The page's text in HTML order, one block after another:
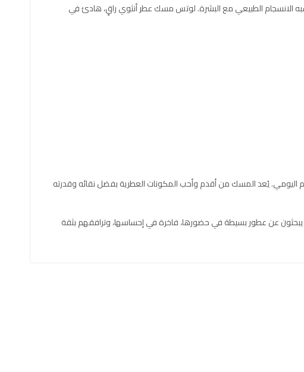
تشبه الانسجام الطبيعي مع البشرة. لوتس مسك عطر أنثوي راقٍ، هادئ في
اليومي. يُعد المسك من أقدم وأحب المكونات العطرية بفضل نقائه وقدرته
يبحثون عن عطور بسيطة في حضورها، فاخرة في إحساسها، وترافقهم بثقة